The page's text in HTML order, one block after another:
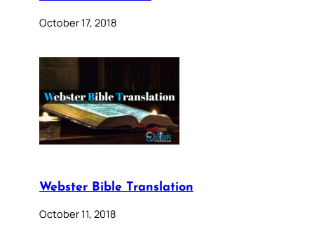
October 17, 2018
Webster Bible Translation
October 11, 2018